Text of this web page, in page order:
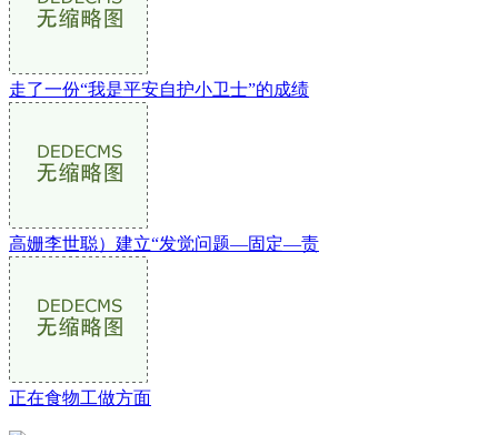
走了一份“我是平安自护小卫士”的成绩
高姗李世聪）建立“发觉问题—固定—责
正在食物工做方面